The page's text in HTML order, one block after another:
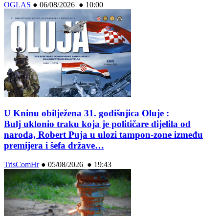
OGLAS ● 06/08/2026 ● 10:00
U Kninu obilježena 31. godišnjica Oluje :
Bulj uklonio traku koja je političare dijelila od
naroda, Robert Puja u ulozi tampon-zone između
premijera i šefa države…
TrisComHr● 05/08/2026 ● 19:43